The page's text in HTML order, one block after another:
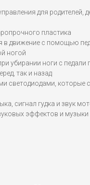
для родителей,
пластика
в движение с помощью
ногой
убирании ноги с педали
так и назад
светодиодами, которые
сигнал гудка и звук
эффектов и музыки